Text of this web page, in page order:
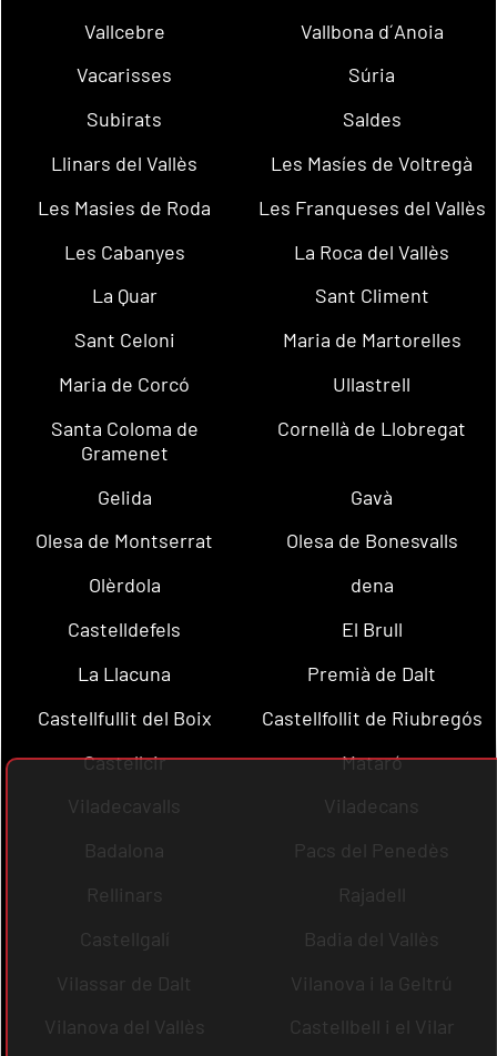
Vallcebre
Vallbona d´Anoia
Vacarisses
Súria
Subirats
Saldes
Llinars del Vallès
Les Masíes de Voltregà
Les Masies de Roda
Les Franqueses del Vallès
Les Cabanyes
La Roca del Vallès
La Quar
Sant Climent
Sant Celoni
Maria de Martorelles
Maria de Corcó
Ullastrell
Santa Coloma de
Gramenet
Cornellà de Llobregat
Gelida
Gavà
Olesa de Montserrat
Olesa de Bonesvalls
Olèrdola
dena
Castelldefels
El Brull
La Llacuna
Premià de Dalt
Castellfullit del Boix
Castellfollit de Riubregós
Castellcir
Mataró
Viladecavalls
Viladecans
Badalona
Pacs del Penedès
Rellinars
Rajadell
Castellgalí
Badia del Vallès
Vilassar de Dalt
Vilanova i la Geltrú
Vilanova del Vallès
Castellbell i el Vilar